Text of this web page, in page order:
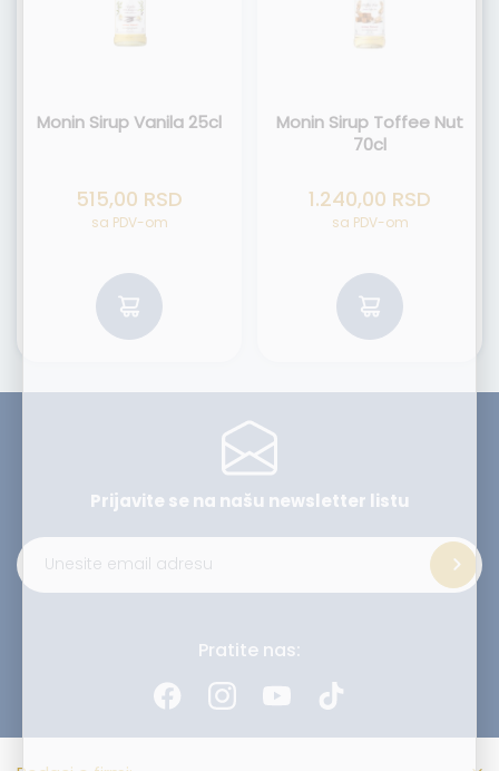
Monin Sirup Vanila 25cl
515,00 RSD
sa PDV-om
Monin Sirup Toffee Nut
70cl
1.240,00 RSD
sa PDV-om
Prijavite se na našu newsletter listu
Pratite nas: